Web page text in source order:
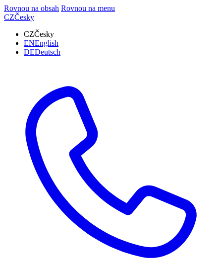
Rovnou na obsah Rovnou na menu
CZČesky
CZČesky
ENEnglish
DEDeutsch